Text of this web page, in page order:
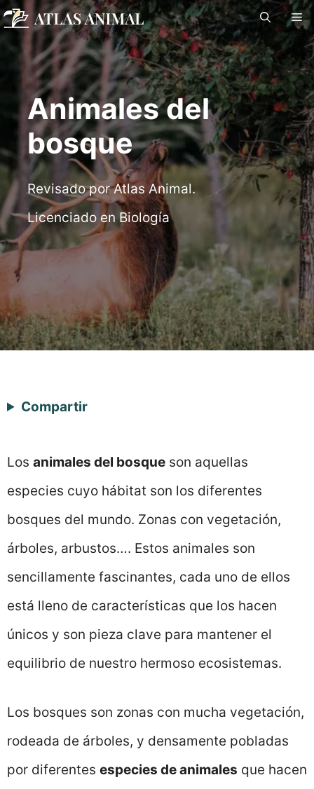
Saltar
contenido
Animales del
bosque
Revisado por Atlas Animal.
Licenciado en Biología
Compartir
Los animales del bosque son aquellas
especies cuyo hábitat son los diferentes
bosques del mundo. Zonas con vegetación,
árboles, arbustos…. Estos animales son
sencillamente fascinantes, cada uno de ellos
está lleno de características que los hacen
únicos y son pieza clave para mantener el
equilibrio de nuestro hermoso ecosistemas.
Los bosques son zonas con mucha vegetación,
rodeada de árboles, y densamente pobladas
por diferentes especies de animales que hacen